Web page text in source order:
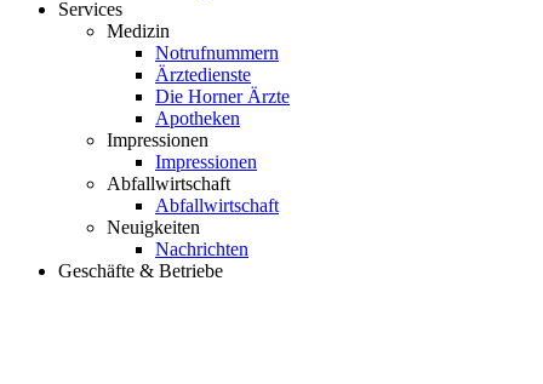
Services
Medizin
Notrufnummern
Ärztedienste
Die Horner Ärzte
Apotheken
Impressionen
Impressionen
Abfallwirtschaft
Abfallwirtschaft
Neuigkeiten
Nachrichten
Geschäfte & Betriebe